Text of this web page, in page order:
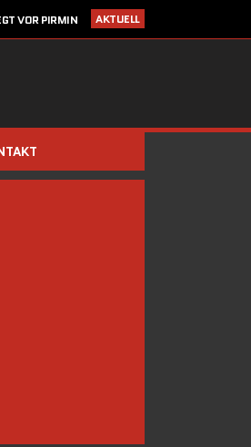
AKTUELL
VOR PIRMIN
UND DOMINIK STÖCKS DIE
CHAMPIONS 2019